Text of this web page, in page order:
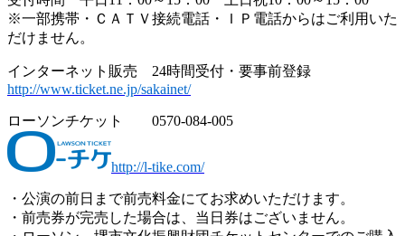
※一部携帯・ＣＡＴＶ接続電話・ＩＰ電話からはご利用いた
だけません。
インターネット販売 24時間受付・要事前登録
http://www.ticket.ne.jp/sakainet/
ローソンチケット 0570-084-005
http://l-tike.com/
・公演の前日まで前売料金にてお求めいただけます。
・前売券が完売した場合は、当日券はございません。